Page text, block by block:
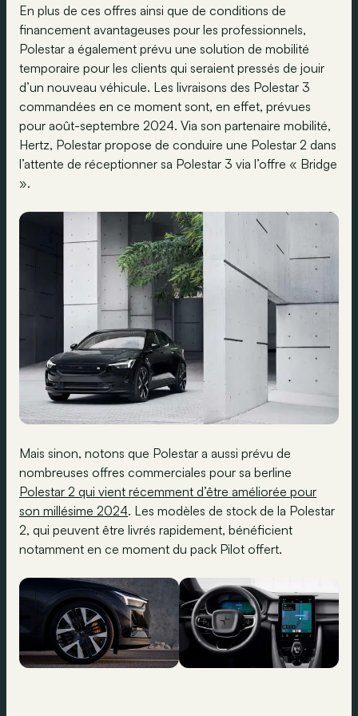
En plus de ces offres ainsi que de conditions de
financement avantageuses pour les professionnels,
Polestar a également prévu une solution de mobilité
temporaire pour les clients qui seraient pressés de jouir
d’un nouveau véhicule. Les livraisons des Polestar 3
commandées en ce moment sont, en effet, prévues
pour août-septembre 2024. Via son partenaire mobilité,
Hertz, Polestar propose de conduire une Polestar 2 dans
l’attente de réceptionner sa Polestar 3 via l’offre « Bridge
».
Mais sinon, notons que Polestar a aussi prévu de
nombreuses offres commerciales pour sa berline
Polestar 2 qui vient récemment d’être améliorée pour
son millésime 2024. Les modèles de stock de la Polestar
2, qui peuvent être livrés rapidement, bénéficient
notamment en ce moment du pack Pilot offert.